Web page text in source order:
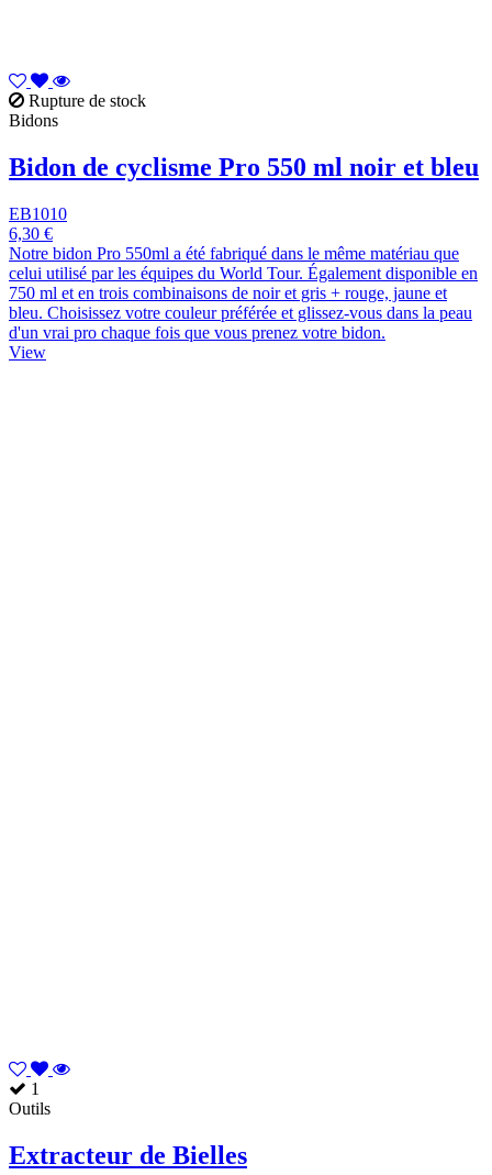
Rupture de stock
Bidons
Bidon de cyclisme Pro 550 ml noir et bleu
EB1010
6,30 €
Notre bidon Pro 550ml a été fabriqué dans le même matériau que
celui utilisé par les équipes du World Tour. Également disponible en
750 ml et en trois combinaisons de noir et gris + rouge, jaune et
bleu. Choisissez votre couleur préférée et glissez-vous dans la peau
d'un vrai pro chaque fois que vous prenez votre bidon.
View
1
Outils
Extracteur de Bielles